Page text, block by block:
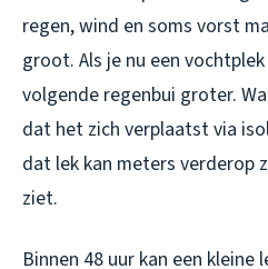
regen, wind en soms vorst
groot. Als je nu een
volgende regenbui groter.
dat het zich verplaatst via
dat lek kan meters verderop
ziet.
Binnen 48 uur kan een